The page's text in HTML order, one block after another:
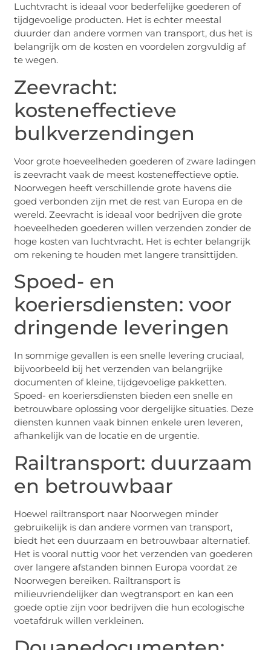
Luchtvracht is ideaal voor bederfelijke goederen of
tijdgevoelige producten. Het is echter meestal
duurder dan andere vormen van transport, dus het is
belangrijk om de kosten en voordelen zorgvuldig af
te wegen.
Zeevracht:
kosteneffectieve
bulkverzendingen
Voor grote hoeveelheden goederen of zware ladingen
is zeevracht vaak de meest kosteneffectieve optie.
Noorwegen heeft verschillende grote havens die
goed verbonden zijn met de rest van Europa en de
wereld. Zeevracht is ideaal voor bedrijven die grote
hoeveelheden goederen willen verzenden zonder de
hoge kosten van luchtvracht. Het is echter belangrijk
om rekening te houden met langere transittijden.
Spoed- en
koeriersdiensten: voor
dringende leveringen
In sommige gevallen is een snelle levering cruciaal,
bijvoorbeeld bij het verzenden van belangrijke
documenten of kleine, tijdgevoelige pakketten.
Spoed- en koeriersdiensten bieden een snelle en
betrouwbare oplossing voor dergelijke situaties. Deze
diensten kunnen vaak binnen enkele uren leveren,
afhankelijk van de locatie en de urgentie.
Railtransport: duurzaam
en betrouwbaar
Hoewel railtransport naar Noorwegen minder
gebruikelijk is dan andere vormen van transport,
biedt het een duurzaam en betrouwbaar alternatief.
Het is vooral nuttig voor het verzenden van goederen
over langere afstanden binnen Europa voordat ze
Noorwegen bereiken. Railtransport is
milieuvriendelijker dan wegtransport en kan een
goede optie zijn voor bedrijven die hun ecologische
voetafdruk willen verkleinen.